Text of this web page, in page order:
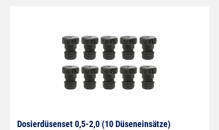
Dosierdüsenset 0,5-2,0 (10 Düseneinsätze)